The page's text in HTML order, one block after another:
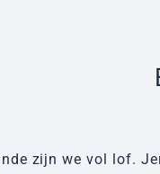
zijn we vol lof.